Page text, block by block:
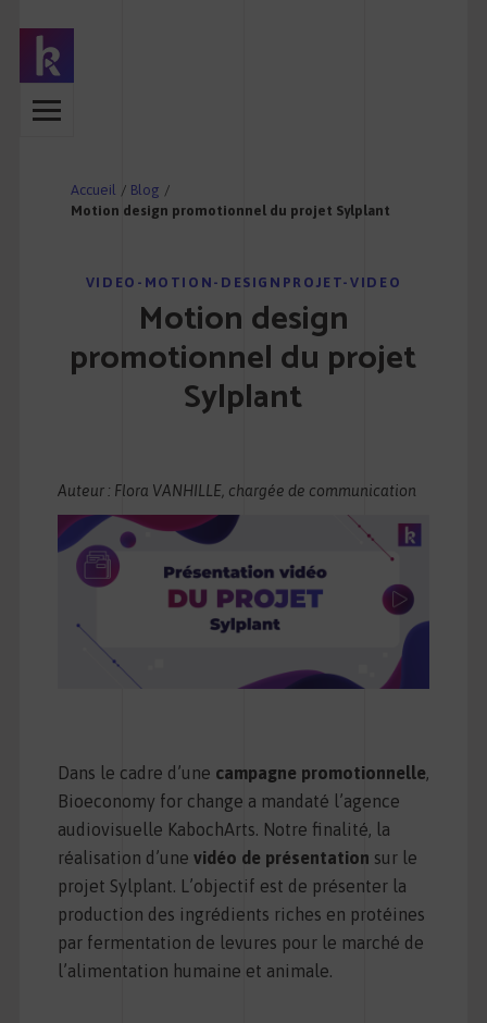
Accueil / Blog /
Motion design promotionnel du projet Sylplant
VIDEO-MOTION-DESIGNPROJET-VIDEO
Motion design
promotionnel du projet
Sylplant
Auteur : Flora VANHILLE, chargée de communication
Dans le cadre d’une campagne promotionnelle,
Bioeconomy for change a mandaté l’agence
audiovisuelle KabochArts. Notre finalité, la
réalisation d’une vidéo de présentation sur le
projet Sylplant. L’objectif est de présenter la
production des ingrédients riches en protéines
par fermentation de levures pour le marché de
l’alimentation humaine et animale.